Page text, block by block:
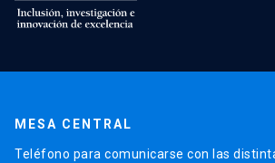
MESA CENTRAL
Teléfono para comunicarse con las